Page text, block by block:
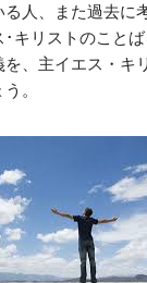
人、また過去に
キリストのこと
、主イエス・キ
。